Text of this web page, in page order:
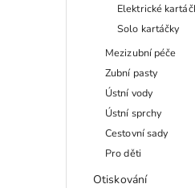
Elektrické
Solo kartáčky
Mezizubní péče
Zubní pasty
Ústní vody
Ústní sprchy
Cestovní sady
Pro děti
Otiskování